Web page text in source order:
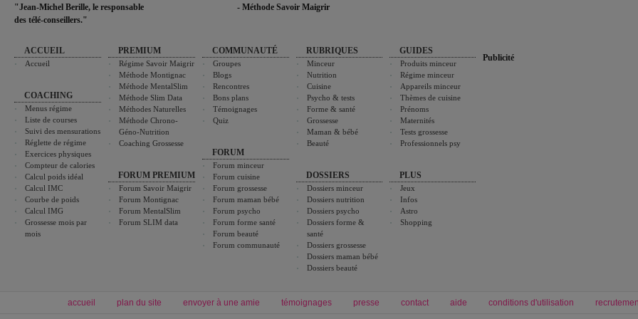
"Jean-Michel Berille, le responsable
des télé-conseillers."
- Méthode Savoir Maigrir
ACCUEIL
Accueil
COACHING
Menus régime
Liste de courses
Suivi des mensurations
Réglette de régime
Exercices physiques
Compteur de calories
Calcul poids idéal
Calcul IMC
Courbe de poids
Calcul IMG
Grossesse mois par
mois
PREMIUM
Régime Savoir Maigrir
Méthode Montignac
Méthode MentalSlim
Méthode Slim Data
Méthodes Naturelles
Méthode Chrono-
Géno-Nutrition
Coaching Grossesse
FORUM PREMIUM
Forum Savoir Maigrir
Forum Montignac
Forum MentalSlim
Forum SLIM data
COMMUNAUTÉ
Groupes
Blogs
Rencontres
Bons plans
Témoignages
Quiz
FORUM
Forum minceur
Forum cuisine
Forum grossesse
Forum maman bébé
Forum psycho
Forum forme santé
Forum beauté
Forum communauté
RUBRIQUES
Minceur
Nutrition
Cuisine
Psycho & tests
Forme & santé
Grossesse
Maman & bébé
Beauté
DOSSIERS
Dossiers minceur
Dossiers nutrition
Dossiers psycho
Dossiers forme &
santé
Dossiers grossesse
Dossiers maman bébé
Dossiers beauté
GUIDES
Produits minceur
Régime minceur
Appareils minceur
Thèmes de cuisine
Prénoms
Maternités
Tests grossesse
Professionnels psy
PLUS
Jeux
Infos
Astro
Shopping
Publicité
accueil plan du site envoyer à une amie témoignages presse contact aide conditions d'utilisation